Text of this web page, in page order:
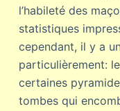
l’habileté des
statistiques
cependant, il y a
particulièrement:
certaines
tombes qui